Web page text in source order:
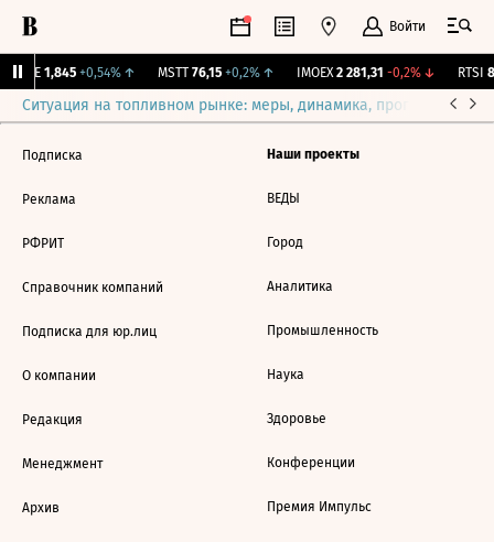
Войти
1,845 +0,54%↑ MSTT 76,15 +0,2%↑ IMOEX 2 281,31 -0,2%↓ RTSI
Ситуация на топливном рынке: меры, динамика, прогнозы
Подписка
Реклама
РФРИТ
Справочник компаний
Подписка для юр.лиц
О компании
Редакция
Менеджмент
Архив
Наши проекты
ВЕДЫ
Город
Аналитика
Промышленность
Наука
Здоровье
Конференции
Премия Импульс